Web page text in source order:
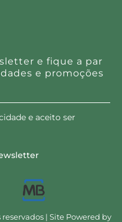
e fique a par
e promoções
e aceito ser
| Site Powered by